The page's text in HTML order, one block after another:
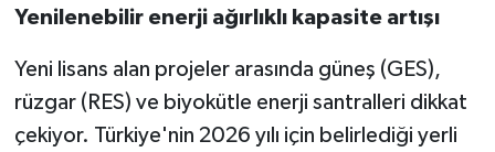
Yenilenebilir enerji ağırlıklı kapasite artışı
Yeni lisans alan projeler arasında güneş (GES),
rüzgar (RES) ve biyokütle enerji santralleri dikkat
çekiyor. Türkiye'nin 2026 yılı için belirlediği yerli